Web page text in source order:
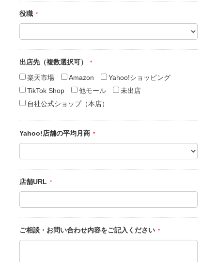
役職
出店先（複数選択可）
楽天市場
Amazon
Yahoo!ショッピング
TikTok Shop
他モール
未出店
自社公式ショップ（本店）
Yahoo!店舗の平均月商
店舗URL
ご相談・お問い合わせ内容をご記入ください